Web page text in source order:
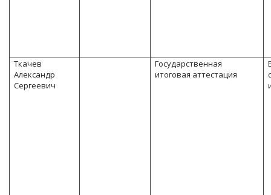
Ткачев
Александр
Сергеевич
Государственная
итоговая аттестация